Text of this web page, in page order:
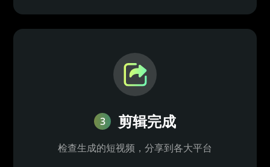
3 剪辑完成
检查生成的短视频，分享到各大平台